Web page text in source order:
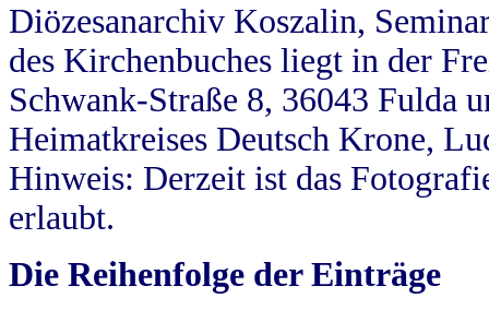
Diözesanarchiv Koszalin,
des Kirchenbuches liegt in der
Schwank-Straße 8, 36043 Fulda
Heimatkreises Deutsch Krone,
Hinweis: Derzeit ist das
erlaubt.
Die Reihenfolge der Einträge